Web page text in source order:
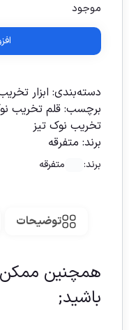
موجود
دسته‌بندی: ابزار
برچسب: قلم تخریب
تخریب نوک تیز
برند: متفرقه
برند: متفرقه
توضیحات
همچنین
باشید;